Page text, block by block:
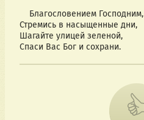
Благословением Господним,
Стремись в насыщенные дни,
Шагайте улицей зеленой,
Спаси Вас Бог и сохрани.